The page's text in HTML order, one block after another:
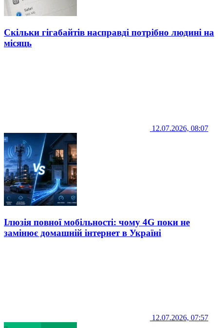
Скільки гігабайтів насправді потрібно людині на
місяць
12.07.2026, 08:07
Ілюзія повної мобільності: чому 4G поки не
замінює домашній інтернет в Україні
12.07.2026, 07:57